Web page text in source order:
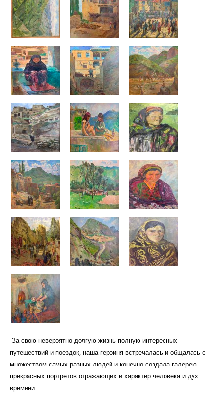
За свою невероятно долгую жизнь полную интересных
путешествий и поездок, наша героиня встречалась и общалась с
множеством самых разных людей и конечно создала галерею
прекрасных портретов отражающих и характер человека и дух
времени.